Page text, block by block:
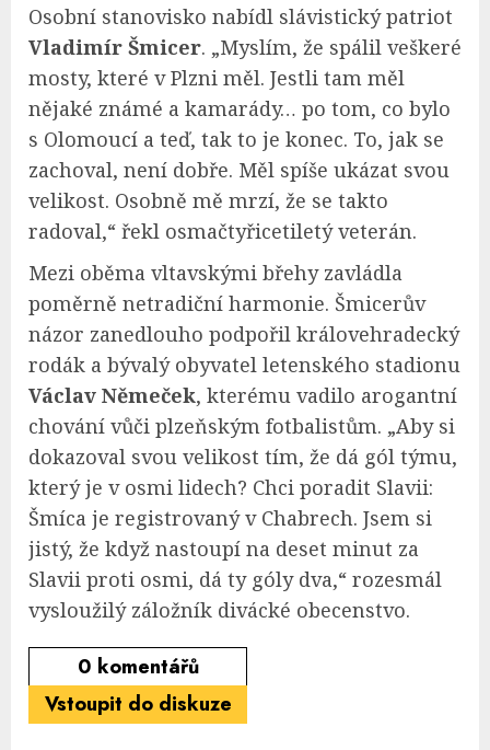
Osobní stanovisko nabídl slávistický patriot
Vladimír Šmicer. „Myslím, že spálil veškeré
mosty, které v Plzni měl. Jestli tam měl
nějaké známé a kamarády… po tom, co bylo
s Olomoucí a teď, tak to je konec. To, jak se
zachoval, není dobře. Měl spíše ukázat svou
velikost. Osobně mě mrzí, že se takto
radoval,“ řekl osmačtyřicetiletý veterán.
Mezi oběma vltavskými břehy zavládla
poměrně netradiční harmonie. Šmicerův
názor zanedlouho podpořil královehradecký
rodák a bývalý obyvatel letenského stadionu
Václav Němeček, kterému vadilo arogantní
chování vůči plzeňským fotbalistům. „Aby si
dokazoval svou velikost tím, že dá gól týmu,
který je v osmi lidech? Chci poradit Slavii:
Šmíca je registrovaný v Chabrech. Jsem si
jistý, že když nastoupí na deset minut za
Slavii proti osmi, dá ty góly dva,“ rozesmál
vysloužilý záložník divácké obecenstvo.
0 komentářů
Vstoupit do diskuze